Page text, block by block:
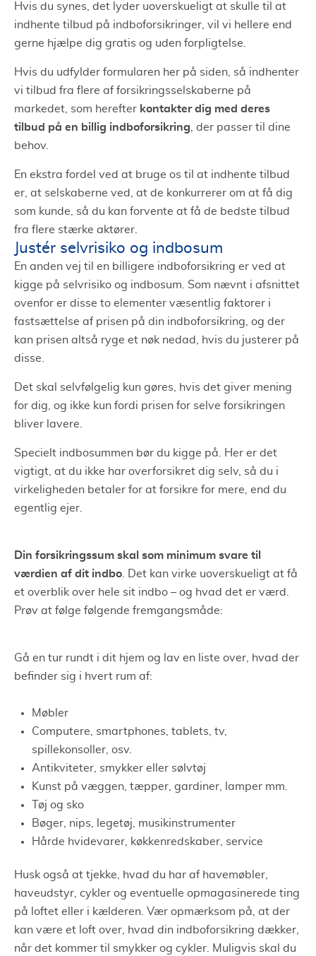
Hvis du synes, det lyder uoverskueligt at skulle til at
indhente tilbud på indboforsikringer, vil vi hellere end
gerne hjælpe dig gratis og uden forpligtelse.
Hvis du udfylder formularen her på siden, så indhenter
vi tilbud fra flere af forsikringsselskaberne på
markedet, som herefter kontakter dig med deres
tilbud på en billig indboforsikring , der passer til dine
behov.
En ekstra fordel ved at bruge os til at indhente tilbud
er, at selskaberne ved, at de konkurrerer om at få dig
som kunde, så du kan forvente at få de bedste tilbud
fra flere stærke aktører.
Justér selvrisiko og indbosum
En anden vej til en billigere indboforsikring er ved at
kigge på selvrisiko og indbosum. Som nævnt i afsnittet
ovenfor er disse to elementer væsentlig faktorer i
fastsættelse af prisen på din indboforsikring, og der
kan prisen altså ryge et nøk nedad, hvis du justerer på
disse.
Det skal selvfølgelig kun gøres, hvis det giver mening
for dig, og ikke kun fordi prisen for selve forsikringen
bliver lavere.
Specielt indbosummen bør du kigge på. Her er det
vigtigt, at du ikke har overforsikret dig selv, så du i
virkeligheden betaler for at forsikre for mere, end du
egentlig ejer.
Din forsikringssum skal som minimum svare til
værdien af dit indbo . Det kan virke uoverskueligt at få
et overblik over hele sit indbo – og hvad det er værd.
Prøv at følge følgende fremgangsmåde:
Gå en tur rundt i dit hjem og lav en liste over, hvad der
befinder sig i hvert rum af:
Møbler
Computere, smartphones, tablets, tv,
spillekonsoller, osv.
Antikviteter, smykker eller sølvtøj
Kunst på væggen, tæpper, gardiner, lamper mm.
Tøj og sko
Bøger, nips, legetøj, musikinstrumenter
Hårde hvidevarer, køkkenredskaber, service
Husk også at tjekke, hvad du har af havemøbler,
haveudstyr, cykler og eventuelle opmagasinerede ting
på loftet eller i kælderen. Vær opmærksom på, at der
kan være et loft over, hvad din indboforsikring dækker,
når det kommer til smykker og cykler. Muligvis skal du